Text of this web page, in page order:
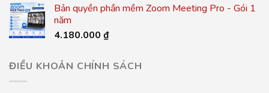
Bản quyền phần mềm Zoom Meeting Pro - Gói 1
năm
4.180.000 ₫
ĐIỀU KHOẢN CHÍNH SÁCH